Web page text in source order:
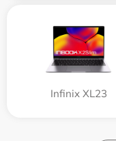
Infinix XL23